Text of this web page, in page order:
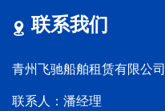
联系我们
青州飞驰船舶租赁有限公司
联系人：潘经理